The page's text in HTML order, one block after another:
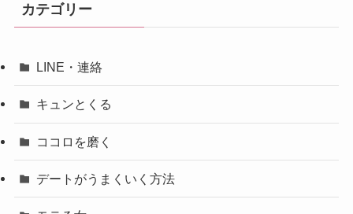
カテゴリー
LINE・連絡
キュンとくる
ココロを磨く
デートがうまくいく方法